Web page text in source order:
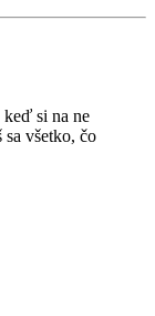
si na ne
sa všetko, čo